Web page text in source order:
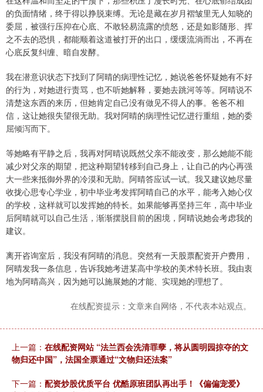
的负面情绪，终于得以挣脱束缚。无论是藏在岁月褶皱里无人知晓的
委屈，被强行压抑在心底、不敢轻易流露的愤怒，还是如影随形、挥
之不去的恐惧，都能顺着这道被打开的出口，缓缓流淌而出，不再在
心底反复纠缠、暗自发酵。
我在潜意识状态下找到了阿晴的病理性记忆，她说爸爸怀疑她有不好
的行为，对她进行责骂，也不听她解释，要她去跳河等等。阿晴说不
清楚这东西的来历，但她肯定自己没有做见不得人的事。爸爸不相
信，这让她很失望很无助。我对阿晴的病理性记忆进行重组，她的委
屈倾泻而下。
等她略有平静之后，我再对阿晴说既然父亲不能改变，那么她能不能
减少对父亲的期望，把这种期望转移到自己身上，让自己的内心再强
大一些来抵御外界的冷漠和无助。阿晴答应试一试。我又建议她尽量
收拢心思专心学业，初中毕业考发挥阿晴自己的水平，能考入她心仪
的学校，这样就可以发挥她的特长。如果能够再坚持三年，高中毕业
后阿晴就可以自己生活，渐渐摆脱目前的困境，阿晴说她会考虑我的
建议。
离开咨询室后，我没有阿晴的消息。突然有一天股票配资开户费用，
阿晴发我一条信息，告诉我她考进某高中学校的美术特长班。我由衷
地为阿晴高兴，因为她可以施展她的才能、实现她的理想了。
在线配资提示：文章来自网络，不代表本站观点。
上一篇： 在线配资网站 “法兰西会洗清罪孽，将从圆明园掠夺的文
物归还中国”，法国全票通过“文物归还法案”
下一篇： 配资炒股优质平台 优酷原班团队再出手！《偏偏宠爱》